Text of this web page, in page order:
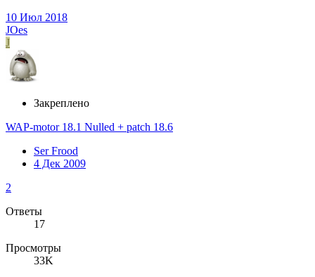
10 Июл 2018
JOes
J
Закреплено
WAP-motor 18.1 Nulled + patch 18.6
Ser Frood
4 Дек 2009
2
Ответы
17
Просмотры
33K